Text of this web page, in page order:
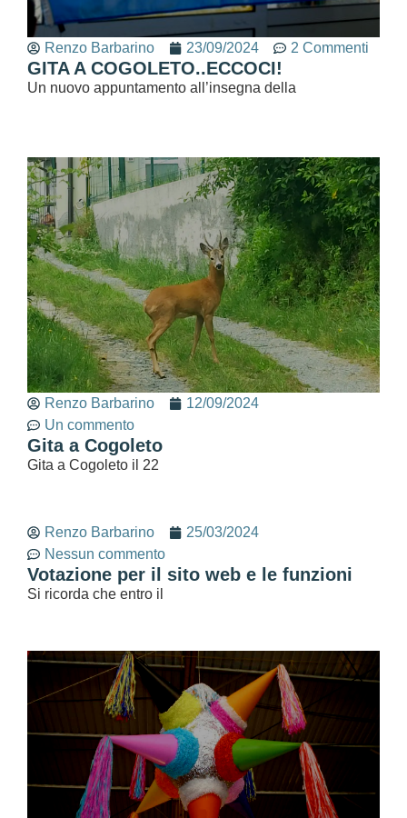
Renzo Barbarino 23/09/2024 2 Commenti
GITA A COGOLETO..ECCOCI!
Un nuovo appuntamento all’insegna della
Renzo Barbarino
12/09/2024
Un commento
Gita a Cogoleto
Gita a Cogoleto il 22
Renzo Barbarino
25/03/2024
Nessun commento
Votazione per il sito web e le funzioni
Si ricorda che entro il